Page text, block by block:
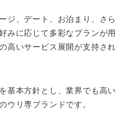
ジ、デート、お泊まり、さら
みに応じて多彩なプランが用
高いサービス展開が支持され
基本方針とし、業界でも高い
ウリ専ブランドです。